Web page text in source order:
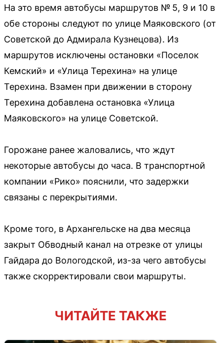
На это время автобусы маршрутов № 5, 9 и 10 в
обе стороны следуют по улице Маяковского (от
Советской до Адмирала Кузнецова). Из
маршрутов исключены остановки «Поселок
Кемский» и «Улица Терехина» на улице
Терехина. Взамен при движении в сторону
Терехина добавлена остановка «Улица
Маяковского» на улице Советской.
Горожане ранее жаловались, что ждут
некоторые автобусы до часа. В транспортной
компании «Рико» пояснили, что задержки
связаны с перекрытиями.
Кроме того, в Архангельске на два месяца
закрыт Обводный канал на отрезке от улицы
Гайдара до Вологодской, из-за чего автобусы
также скорректировали свои маршруты.
ЧИТАЙТЕ ТАКЖЕ